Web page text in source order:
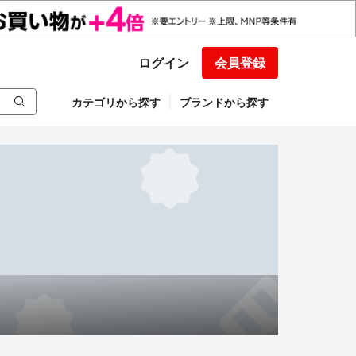
ログイン 会員登録
カテゴリから探す ブランドから探す